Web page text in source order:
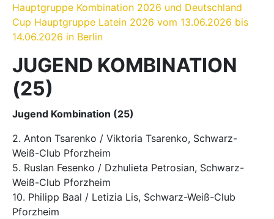
Hauptgruppe Kombination 2026 und Deutschland
Cup Hauptgruppe Latein 2026 vom 13.06.2026 bis
14.06.2026 in Berlin
JUGEND KOMBINATION
(25)
Jugend Kombination (25)
2. Anton Tsarenko / Viktoria Tsarenko, Schwarz-
Weiß-Club Pforzheim
5. Ruslan Fesenko / Dzhulieta Petrosian, Schwarz-
Weiß-Club Pforzheim
10. Philipp Baal / Letizia Lis, Schwarz-Weiß-Club
Pforzheim